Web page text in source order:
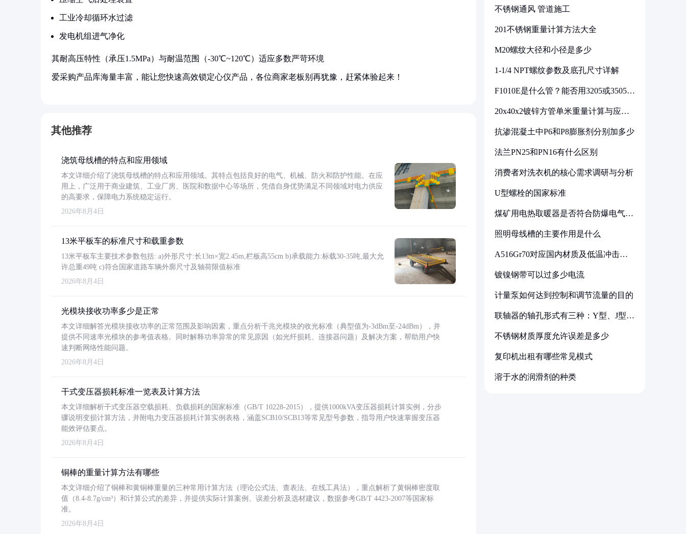
工业冷却循环水过滤
发电机组进气净化
其耐高压特性（承压1.5MPa）与耐温范围（-30℃~120℃）适应多数严苛环境
爱采购产品库海量丰富，能让您快速高效锁定心仪产品，各位商家老板别再犹豫，赶紧体验起来！
其他推荐
浇筑母线槽的特点和应用领域
本文详细介绍了浇筑母线槽的特点和应用领域。其特点包括良好的电气、机械、防火和防护性能。在应
用上，广泛用于商业建筑、工业厂房、医院和数据中心等场所，凭借自身优势满足不同领域对电力供应
的高要求，保障电力系统稳定运行。
2026年8月4日
13米平板车的标准尺寸和载重参数
13米平板车主要技术参数包括: a)外形尺寸:长13m×宽2.45m,栏板高55cm b)承载能力:标载30-35吨,最大允
许总重49吨 c)符合国家道路车辆外廓尺寸及轴荷限值标准
2026年8月4日
光模块接收功率多少是正常
本文详细解答光模块接收功率的正常范围及影响因素，重点分析千兆光模块的收光标准（典型值为-3dBm至-24dBm），并
提供不同速率光模块的参考值表格。同时解释功率异常的常见原因（如光纤损耗、连接器问题）及解决方案，帮助用户快
速判断网络性能问题。
2026年8月4日
干式变压器损耗标准一览表及计算方法
本文详细解析干式变压器空载损耗、负载损耗的国家标准（GB/T 10228-2015），提供1000kVA变压器损耗计算实例，分步
骤说明变损计算方法，并附电力变压器损耗计算实例表格，涵盖SCB10/SCB13等常见型号参数，指导用户快速掌握变压器
能效评估要点。
2026年8月4日
铜棒的重量计算方法有哪些
本文详细介绍了铜棒和黄铜棒重量的三种常用计算方法（理论公式法、查表法、在线工具法），重点解析了黄铜棒密度取
值（8.4-8.7g/cm³）和计算公式的差异，并提供实际计算案例、误差分析及选材建议，数据参考GB/T 4423-2007等国家标
准。
2026年8月4日
不锈钢通风 管道施工
201不锈钢重量计算方法大全
M20螺纹大径和小径是多少
1-1/4 NPT螺纹参数及底孔尺寸详解
F1010E是什么管？能否用3205或3505代
20x40x2镀锌方管单米重量计算与应用
抗渗混凝土中P6和P8膨胀剂分别加多少
法兰PN25和PN16有什么区别
消费者对洗衣机的核心需求调研与分析
U型螺栓的国家标准
煤矿用电热取暖器是否符合防爆电气设
照明母线槽的主要作用是什么
A516Gr70对应国内材质及低温冲击要
镀镍钢带可以过多少电流
计量泵如何达到控制和调节流量的目的
联轴器的轴孔形式有三种：Y型、J型、
不锈钢材质厚度允许误差是多少
复印机出租有哪些常见模式
溶于水的润滑剂的种类